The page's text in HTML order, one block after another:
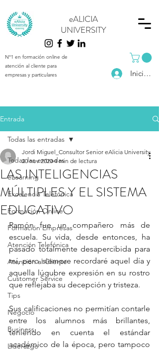
eALICIA
UNIVERSITY
Nº1 en formación online de
atención al cliente para
empresas y particulares
Iniciar
Entrada
Todas las entradas
eLearning
Excelencia Telefónica
Formación Online
Formación Empresas
Atención Telefónica
Atención al Cliente
Customer Service
Tips
Negocio
Business
Liderazgo
Todas las entradas
LAS INTELIGENCIAS
MÚLTIPLES Y EL SISTEMA
EDUCATIVO
Jordi Miguel_Consultor Senior eAlicia University
20 nov 2020 4 min de lectura
Ramón fue un compañero más de
escuela. Su vida, desde entonces, ha
pasado totalmente desapercibida para
mí, pero siempre recordaré aquel día y
aquella lúgubre expresión en su rostro
que reflejaba su decepción y tristeza.
Sus calificaciones no permitían contarle
entre los alumnos más brillantes,
teniendo en cuenta el estándar
académico de la época, pero tampoco